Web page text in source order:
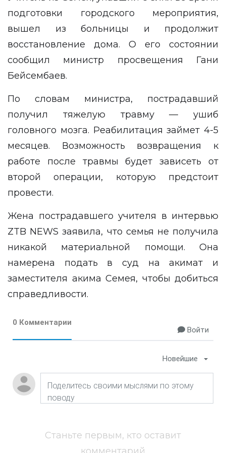
подготовки городского мероприятия,
вышел из больницы и продолжит
восстановление дома. О его состоянии
сообщил министр просвещения Гани
Бейсембаев.
По словам министра, пострадавший
получил тяжелую травму — ушиб
головного мозга. Реабилитация займет 4-5
месяцев. Возможность возвращения к
работе после травмы будет зависеть от
второй операции, которую предстоит
провести.
Жена пострадавшего учителя в интервью
ZTB NEWS заявила, что семья не получила
никакой материальной помощи. Она
намерена подать в суд на акимат и
заместителя акима Семея, чтобы добиться
справедливости.
0 Комментарии
Войти
Новейшие
Станьте первым, кто оставит